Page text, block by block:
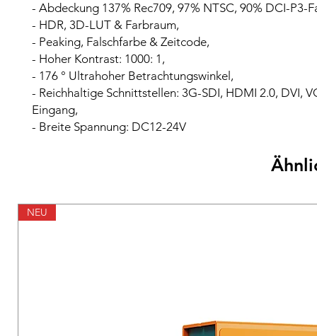
- Abdeckung 137% Rec709, 97% NTSC, 90% DCI-P3-
- HDR, 3D-LUT & Farbraum,
- Peaking, Falschfarbe & Zeitcode,
- Hoher Kontrast: 1000: 1,
- 176 ° Ultrahoher Betrachtungswinkel,
- Reichhaltige Schnittstellen: 3G-SDI, HDMI 2.0, DVI,
Eingang,
- Breite Spannung: DC12-24V
NEU